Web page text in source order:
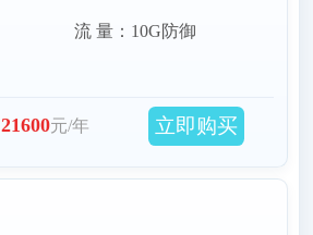
流 量：10G防御
21600元/年 立即购买